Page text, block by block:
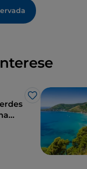
Me gusta